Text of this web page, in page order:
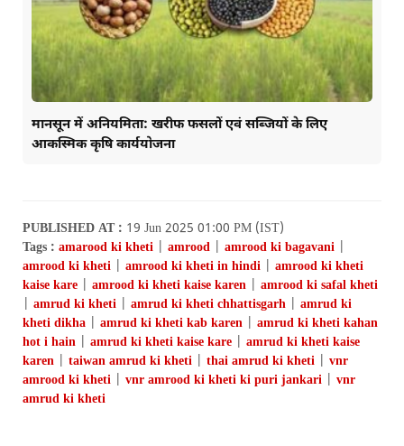
मानसून में अनियमिता: खरीफ फसलों एवं सब्जियों के लिए
आकस्मिक कृषि कार्ययोजना
PUBLISHED AT : 19 Jun 2025 01:00 PM (IST)
Tags : amarood ki kheti amrood amrood ki bagavani
amrood ki kheti
amrood ki kheti in hindi
amrood ki kheti
kaise kare
amrood ki kheti kaise karen
amrood ki safal kheti
amrud ki kheti amrud ki kheti chhattisgarh
amrud ki
kheti dikha
amrud ki kheti kab karen
amrud ki kheti kahan
hot i hain
amrud ki kheti kaise kare
amrud ki kheti kaise
karen
taiwan amrud ki kheti thai amrud ki kheti
vnr
amrood ki kheti
vnr amrood ki kheti ki puri jankari
vnr
amrud ki kheti